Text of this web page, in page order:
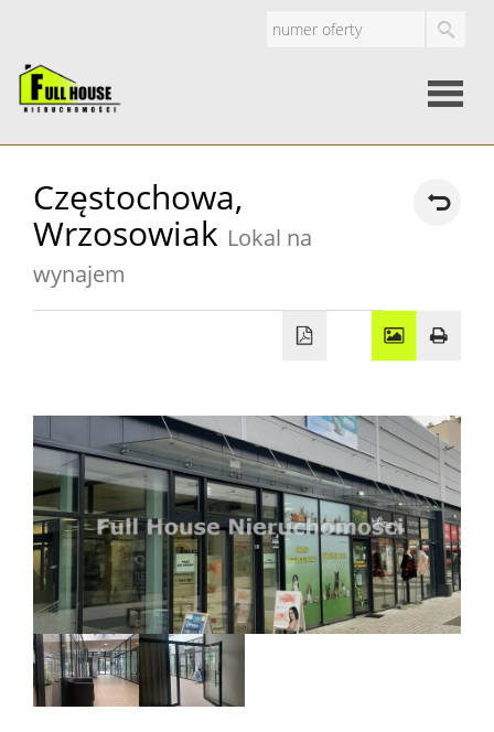
Domy
Dzialki
Lokale
Częstochowa,
Wrzosowiak Lokal na
wynajem